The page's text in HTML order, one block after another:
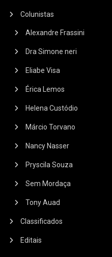
Colunistas
Alexandre Frassini
Dra Simone neri
Eliabe Visa
Érica Lemos
Helena Custódio
Márcio Torvano
Nancy Nasser
Pryscila Souza
Sem Mordaça
Tony Auad
Classificados
Editais